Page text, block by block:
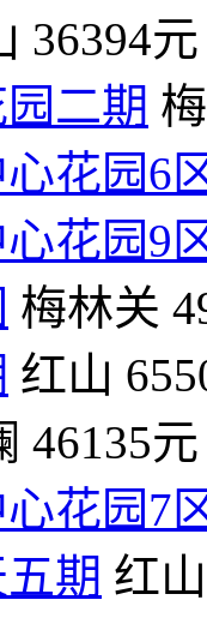
36394元
二期
花园6
花园9
梅林关
红山
46135元
花园7
期 红山